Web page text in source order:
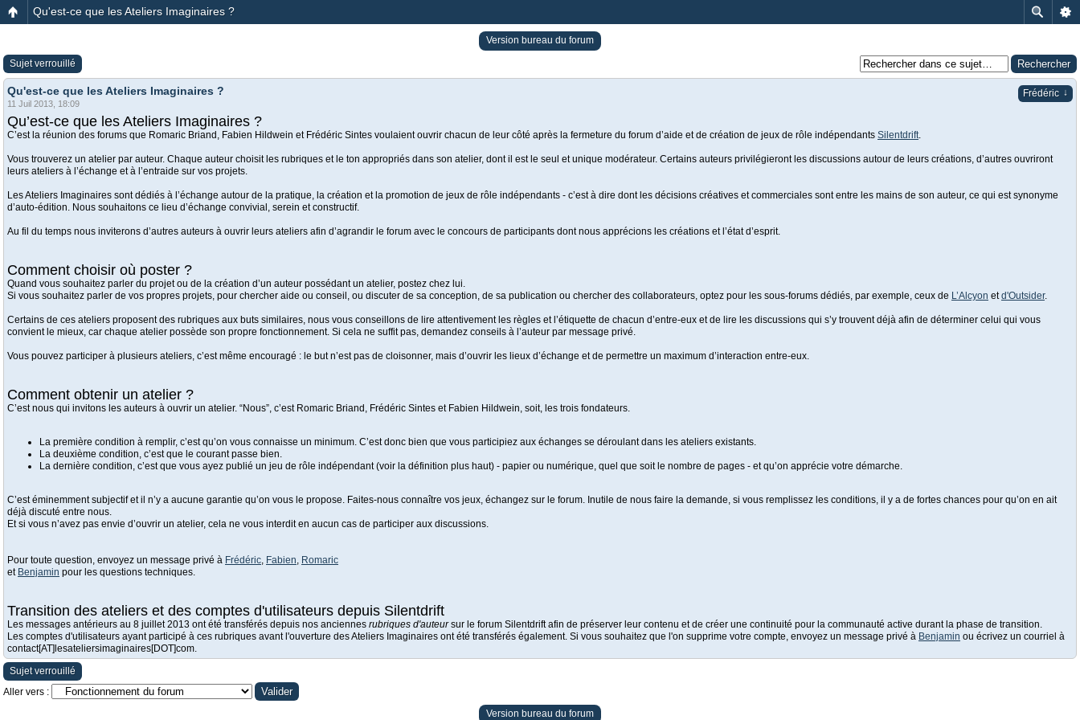
Qu'est-ce que les Ateliers Imaginaires ?
Version bureau du forum
Sujet verrouillé
Frédéric ↓
Qu'est-ce que les Ateliers Imaginaires ?
11 Juil 2013, 18:09
Qu’est-ce que les Ateliers Imaginaires ?
C’est la réunion des forums que Romaric Briand, Fabien Hildwein et Frédéric Sintes voulaient ouvrir chacun de leur côté après la fermeture du forum d’aide et de création de jeux de rôle indépendants Silentdrift.
Vous trouverez un atelier par auteur. Chaque auteur choisit les rubriques et le ton appropriés dans son atelier, dont il est le seul et unique modérateur. Certains auteurs privilégieront les discussions autour de leurs créations, d’autres ouvriront
leurs ateliers à l’échange et à l’entraide sur vos projets.
Les Ateliers Imaginaires sont dédiés à l’échange autour de la pratique, la création et la promotion de jeux de rôle indépendants - c’est à dire dont les décisions créatives et commerciales sont entre les mains de son auteur, ce qui est synonyme
d’auto-édition. Nous souhaitons ce lieu d’échange convivial, serein et constructif.
Au fil du temps nous inviterons d’autres auteurs à ouvrir leurs ateliers afin d’agrandir le forum avec le concours de participants dont nous apprécions les créations et l’état d’esprit.
Comment choisir où poster ?
Quand vous souhaitez parler du projet ou de la création d’un auteur possédant un atelier, postez chez lui.
Si vous souhaitez parler de vos propres projets, pour chercher aide ou conseil, ou discuter de sa conception, de sa publication ou chercher des collaborateurs, optez pour les sous-forums dédiés, par exemple, ceux de L’Alcyon etd'Outsider.
Certains de ces ateliers proposent des rubriques aux buts similaires, nous vous conseillons de lire attentivement les règles et l’étiquette de chacun d’entre-eux et de lire les discussions qui s’y trouvent déjà afin de déterminer celui qui vous
convient le mieux, car chaque atelier possède son propre fonctionnement. Si cela ne suffit pas, demandez conseils à l’auteur par message privé.
Vous pouvez participer à plusieurs ateliers, c’est même encouragé : le but n’est pas de cloisonner, mais d’ouvrir les lieux d’échange et de permettre un maximum d’interaction entre-eux.
Comment obtenir un atelier ?
C’est nous qui invitons les auteurs à ouvrir un atelier. “Nous”, c’est Romaric Briand, Frédéric Sintes et Fabien Hildwein, soit, les trois fondateurs.
La première condition à remplir, c’est qu’on vous connaisse un minimum. C’est donc bien que vous participiez aux échanges se déroulant dans les ateliers existants.
La deuxième condition, c’est que le courant passe bien.
La dernière condition, c’est que vous ayez publié un jeu de rôle indépendant (voir la définition plus haut) - papier ou numérique, quel que soit le nombre de pages - et qu’on apprécie votre démarche.
C’est éminemment subjectif et il n’y a aucune garantie qu’on vous le propose. Faites-nous connaître vos jeux, échangez sur le forum. Inutile de nous faire la demande, si vous remplissez les conditions, il y a de fortes chances pour qu’on en ait
déjà discuté entre nous.
Et si vous n’avez pas envie d’ouvrir un atelier, cela ne vous interdit en aucun cas de participer aux discussions.
Pour toute question, envoyez un message privé à Frédéric, Fabien, Romaric
et Benjamin pour les questions techniques.
Transition des ateliers et des comptes d'utilisateurs depuis Silentdrift
Les messages antérieurs au 8 juillet 2013 ont été transférés depuis nos anciennes rubriques d'auteursur le forum Silentdrift afin de préserver leur contenu et de créer une continuité pour la communauté active durant la phase de transition.
Les comptes d'utilisateurs ayant participé à ces rubriques avant l'ouverture des Ateliers Imaginaires ont été transférés également. Si vous souhaitez que l'on supprime votre compte, envoyez un message privé à Benjamin ou écrivez un courriel à
contact[AT]lesateliersimaginaires[DOT]com.
Sujet verrouillé
Aller vers :
Version bureau du forum